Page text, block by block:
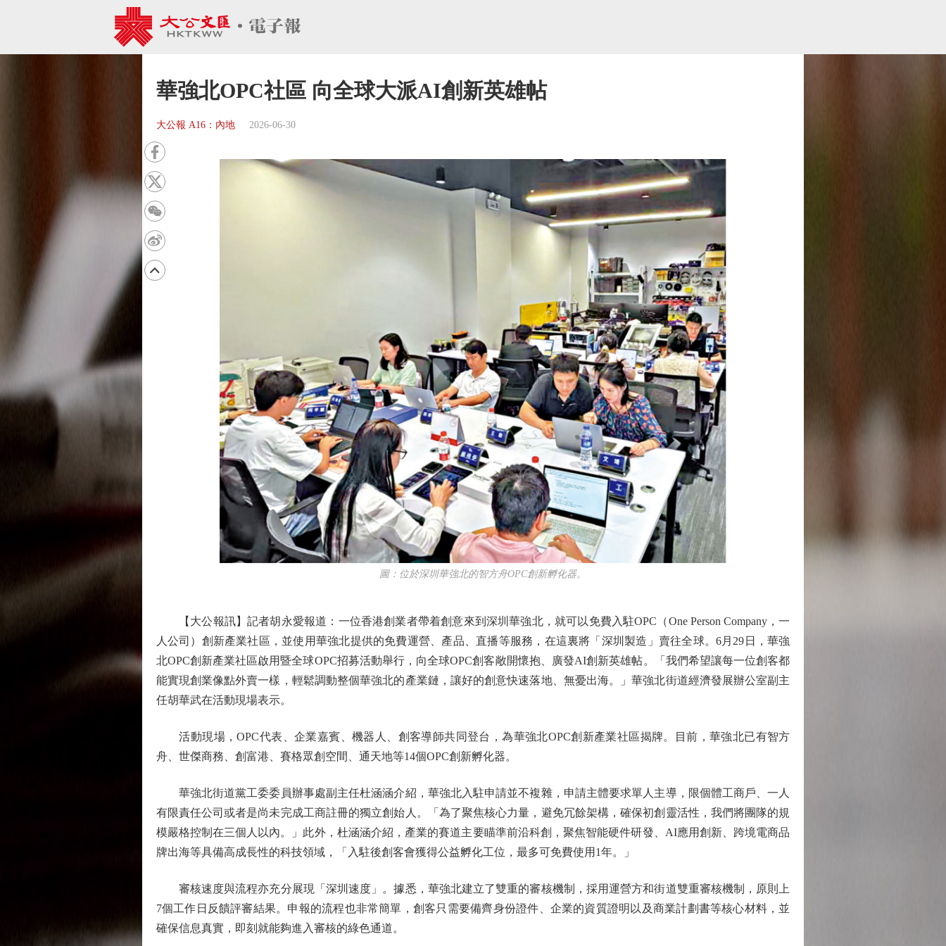
華強北OPC社區 向全球大派AI創新英雄帖
大公報 A16：內地 2026-06-30
圖：位於深圳華強北的智方舟OPC創新孵化器。
【大公報訊】記者胡永愛報道：一位香港創業者帶着創意來到深圳華強北，就可以免費入駐OPC（One Person Company，一
人公司）創新產業社區，並使用華強北提供的免費運營、產品、直播等服務，在這裏將「深圳製造」賣往全球。6月29日，華強
北OPC創新產業社區啟用暨全球OPC招募活動舉行，向全球OPC創客敞開懷抱、廣發AI創新英雄帖。「我們希望讓每一位創客都
能實現創業像點外賣一樣，輕鬆調動整個華強北的產業鏈，讓好的創意快速落地、無憂出海。」華強北街道經濟發展辦公室副主
任胡華武在活動現場表示。
活動現場，OPC代表、企業嘉賓、機器人、創客導師共同登台，為華強北OPC創新產業社區揭牌。目前，華強北已有智方
舟、世傑商務、創富港、賽格眾創空間、通天地等14個OPC創新孵化器。
華強北街道黨工委委員辦事處副主任杜涵涵介紹，華強北入駐申請並不複雜，申請主體要求單人主導，限個體工商戶、一人
有限責任公司或者是尚未完成工商註冊的獨立創始人。「為了聚焦核心力量，避免冗餘架構，確保初創靈活性，我們將團隊的規
模嚴格控制在三個人以內。」此外，杜涵涵介紹，產業的賽道主要瞄準前沿科創，聚焦智能硬件研發、AI應用創新、跨境電商品
牌出海等具備高成長性的科技領域，「入駐後創客會獲得公益孵化工位，最多可免費使用1年。」
審核速度與流程亦充分展現「深圳速度」。據悉，華強北建立了雙重的審核機制，採用運營方和街道雙重審核機制，原則上
7個工作日反饋評審結果。申報的流程也非常簡單，創客只需要備齊身份證件、企業的資質證明以及商業計劃書等核心材料，並
確保信息真實，即刻就能夠進入審核的綠色通道。